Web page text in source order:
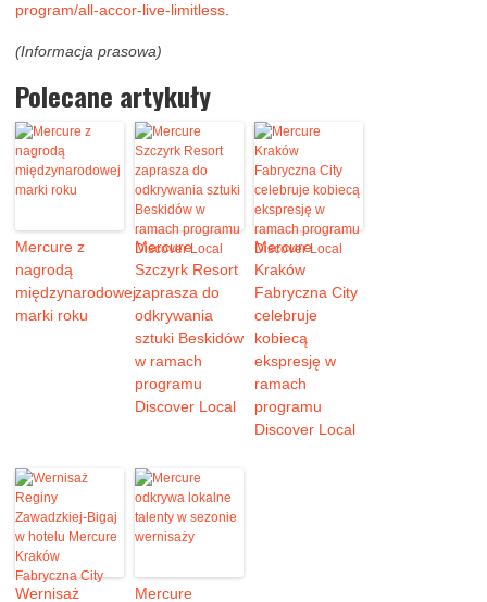
program/all-accor-live-limitless
(Informacja prasowa)
Polecane artykuły
Mercure z
nagrodą
międzynarodowej
marki roku
Mercure
Szczyrk Resort
zaprasza do
odkrywania
sztuki Beskidów
w ramach
programu
Discover Local
Mercure
Kraków
Fabryczna City
celebruje
kobiecą
ekspresję w
ramach
programu
Discover Local
Wernisaż Mercure